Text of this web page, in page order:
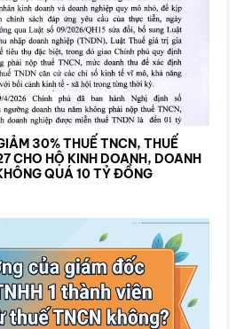
30% THUẾ TNCN, THUẾ
CHO HỘ KINH DOANH, DOANH
QUÁ 10 TỶ ĐỒNG